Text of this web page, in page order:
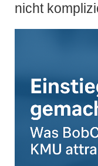
nicht